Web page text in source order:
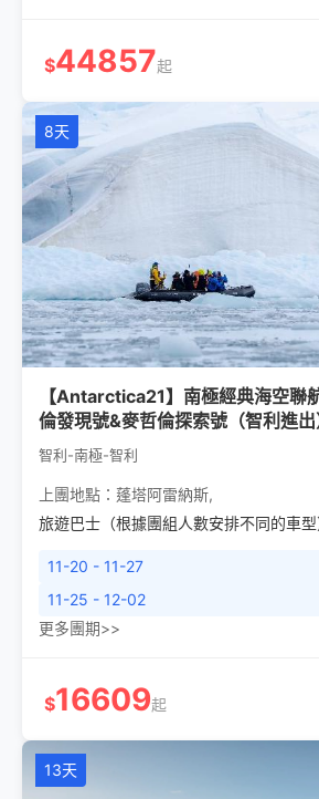
$44857起
8天
【Antarctica21】南極經典海空
倫發現號&麥哲倫探索號（智利進出
智利-南極-智利
上團地點： 蓬塔阿雷納斯,
旅遊巴士（根據團組人數安排不同的車型
11-20 - 11-27
11-25 - 12-02
更多團期>>
$16609起
13天